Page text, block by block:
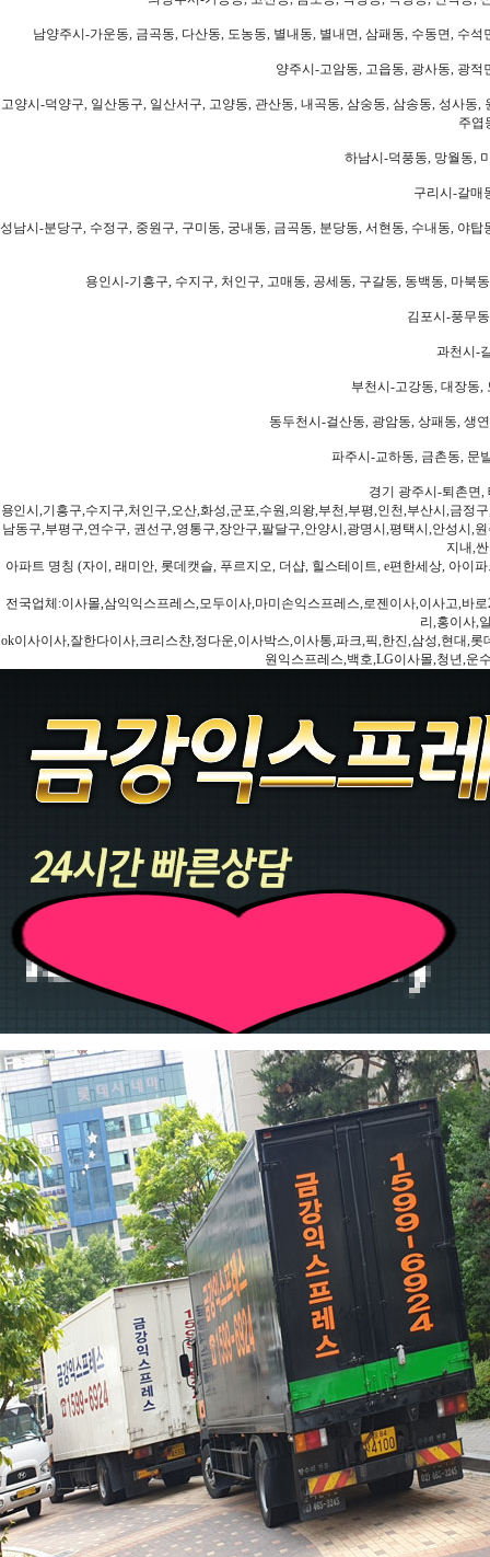
남양주시-가운동, 금곡동, 다산동, 도농동, 별내동, 별내면, 삼패동, 수동면, 수
양주시-고암동, 고읍동, 광사동, 광
고양시-덕양구, 일산동구, 일산서구, 고양동, 관산동, 내곡동, 삼숭동, 삼송동, 성사
주엽
하남시-덕풍동, 망월동,
구리시-갈매
성남시-분당구, 수정구, 중원구, 구미동, 궁내동, 금곡동, 분당동, 서현동, 수내동, 야
용인시-기흥구, 수지구, 처인구, 고매동, 공세동, 구갈동, 동백동, 마북
김포시-풍무
과천시-
부천시-고강동, 대장동,
동두천시-걸산동, 광암동, 상패동, 생
파주시-교하동, 금촌동, 문
경기 광주시-퇴촌면,
용인시,기흥구,수지구,처인구,오산,화성,군포,수원,의왕,부천,부평,인천,부산시,금
남동구,부평구,연수구, 권선구,영통구,장안구,팔달구,안양시,광명시,평택시,안성시,
지내,
아파트 명칭 (자이, 래미안, 롯데캣슬, 푸르지오, 더샵, 힐스테이트, e편한세상, 아이
전국업체:이사몰,삼익익스프레스,모두이사,마미손익스프레스,로젠이사,이사고,바
리,홍이사,
ok이사이사,잘한다이사,크리스챤,정다운,이사박스,이사통,파크,픽,한진,삼성,현대,
원익스프레스,백호,LG이사몰,청년,운